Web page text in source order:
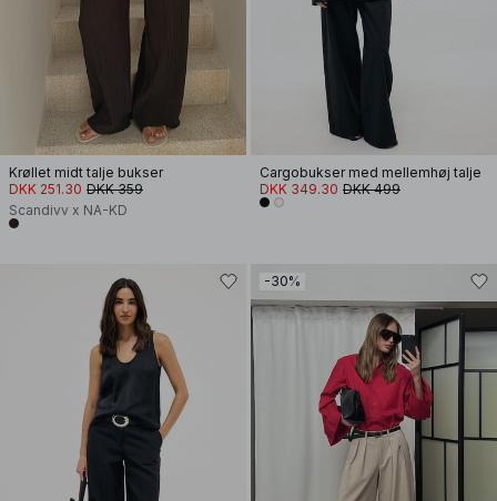
Krøllet midt talje bukser
DKK 251.30 DKK 359
Scandivv x NA-KD
Cargobukser med mellemhøj talje
DKK 349.30 DKK 499
-30%